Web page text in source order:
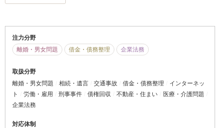
注力分野
離婚・男女問題
借金・債務整理 企業法務
取扱分野
離婚・男女問題
相続・遺言 交通事故 借金・債務整理
インターネッ
ト
労働・雇用 刑事事件 債権回収 不動産・住まい
医療・介護問題
企業法務
対応体制